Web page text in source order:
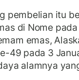
pembelian itu
di Nome
emas,
49 pada 3
alamnya